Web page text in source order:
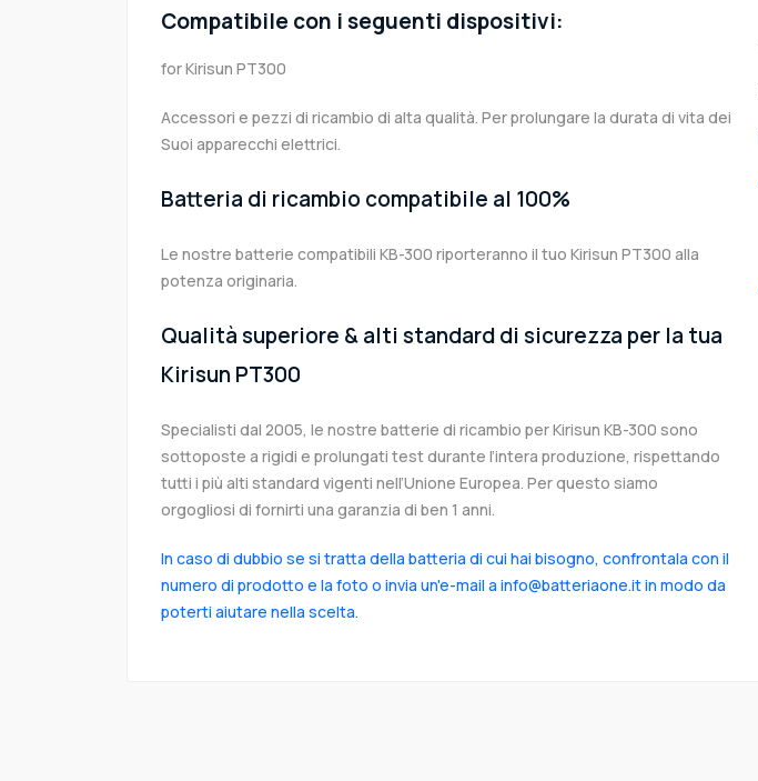
Compatibile con i seguenti dispositivi:
for Kirisun PT300
Accessori e pezzi di ricambio di alta qualità. Per prolungare la durata di vita dei
Suoi apparecchi elettrici.
Batteria di ricambio compatibile al 100%
Le nostre batterie compatibili KB-300 riporteranno il tuo Kirisun PT300 alla
potenza originaria.
Qualità superiore & alti standard di sicurezza per la tua
Kirisun PT300
Specialisti dal 2005, le nostre batterie di ricambio per Kirisun KB-300 sono
sottoposte a rigidi e prolungati test durante l’intera produzione, rispettando
tutti i più alti standard vigenti nell’Unione Europea. Per questo siamo
orgogliosi di fornirti una garanzia di ben 1 anni.
In caso di dubbio se si tratta della batteria di cui hai bisogno, confrontala con il
numero di prodotto e la foto o invia un'e-mail a info@batteriaone.it in modo da
poterti aiutare nella scelta.